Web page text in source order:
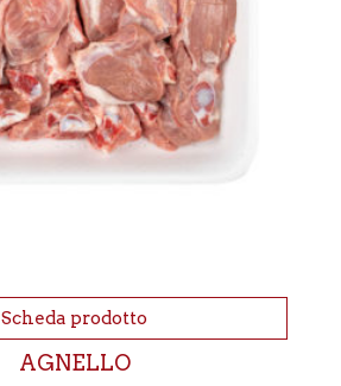
Scheda prodotto
AGNELLO